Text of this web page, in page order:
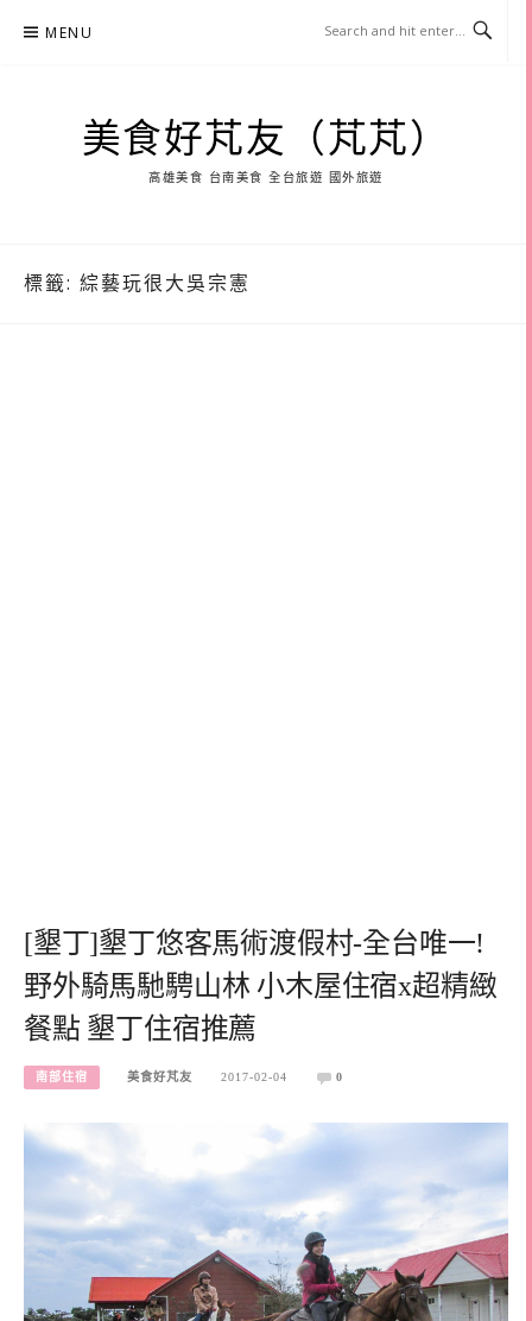
MENU
美食好芃友（芃芃）
高雄美食 台南美食 全台旅遊 國外旅遊
標籤: 綜藝玩很大吳宗憲
[墾丁]墾丁悠客馬術渡假村-全台唯一!
野外騎馬馳騁山林 小木屋住宿x超精緻
餐點 墾丁住宿推薦
南部住宿 美食好芃友 2017-02-04 0